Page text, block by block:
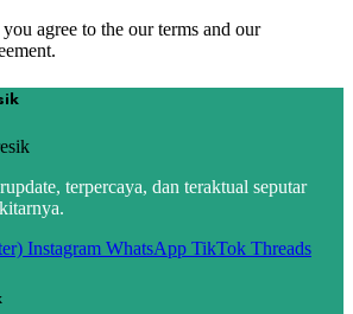
agree to the our terms and our
terpercaya, dan teraktual seputar
Instagram WhatsApp TikTok Threads